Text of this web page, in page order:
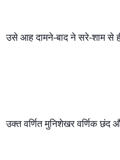
उसे आह दामने-बाद ने सरे-शाम से
उक्त वर्णित मुनिशेखर वर्णिक छंद